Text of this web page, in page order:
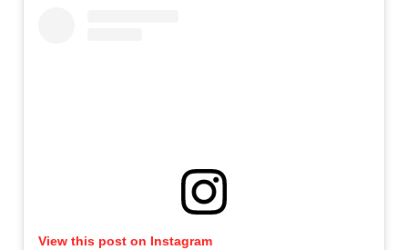
View this post on Instagram